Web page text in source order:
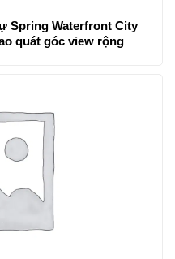
Spring Waterfront City
quát góc view rộng